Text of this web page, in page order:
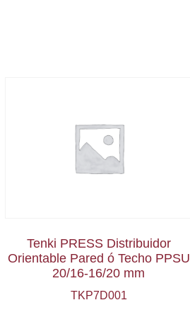
Tenki PRESS Distribuidor
Orientable Pared ó Techo PPSU
20/16-16/20 mm
TKP7D001